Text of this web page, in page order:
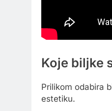
Koje biljke
Prilikom odabira
estetiku.